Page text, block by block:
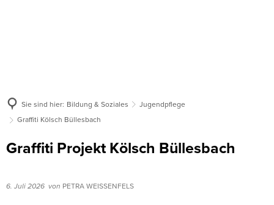
Sie sind hier: Bildung & Soziales
Jugendpflege
Graffiti Kölsch Büllesbach
Graffiti Projekt Kölsch Büllesbach
6. Juli 2026 von PETRA WEISSENFELS